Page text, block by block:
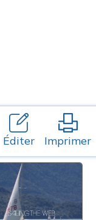
Éditer Imprimer